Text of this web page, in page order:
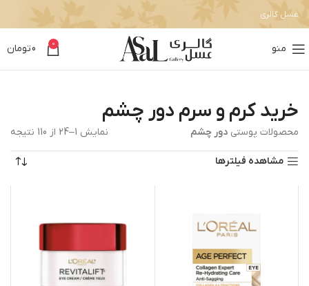
عسل گالری
منو 0
0تومان
خرید کرم و سرم دور چشم
محصولات پوستی دور چشم نمایش 1–24 از 110 نتیجه
مشاهده فیلترها